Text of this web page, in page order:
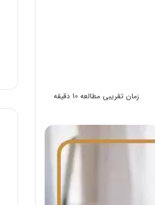
زمان تقریبی مطالعه 10 دقیقه